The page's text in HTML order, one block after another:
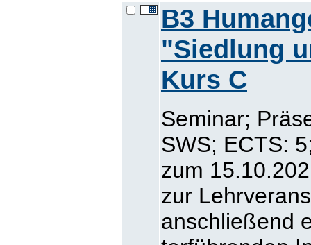
B3
"Siedlung
Kurs C
Seminar;
SWS; ECTS:
zum
zur
anschließend